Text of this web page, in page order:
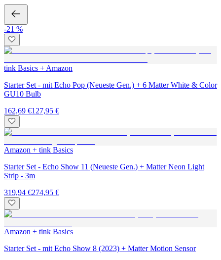
-21 %
tink Basics + Amazon
Starter Set - mit Echo Pop (Neueste Gen.) + 6 Matter White & Color
GU10 Bulb
162,69 €127,95 €
Amazon + tink Basics
Starter Set - Echo Show 11 (Neueste Gen.) + Matter Neon Light
Strip - 3m
319,94 €274,95 €
Amazon + tink Basics
Starter Set - mit Echo Show 8 (2023) + Matter Motion Sensor